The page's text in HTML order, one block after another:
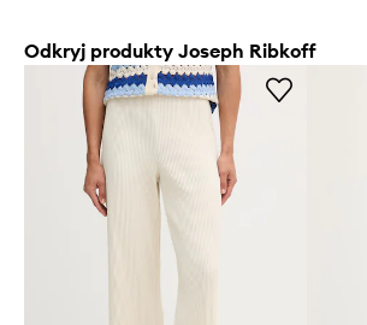
Odkryj produkty Joseph Ribkoff